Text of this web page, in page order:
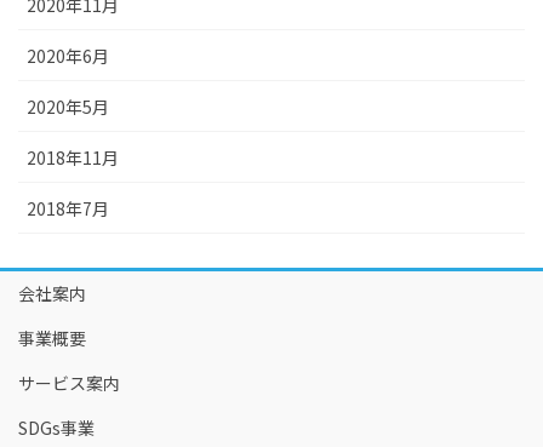
2020年11月
2020年6月
2020年5月
2018年11月
2018年7月
会社案内
事業概要
サービス案内
SDGs事業